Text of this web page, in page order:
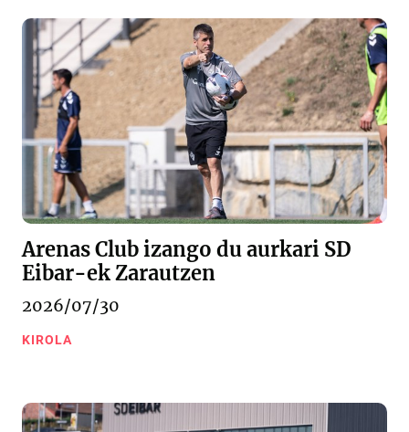
Arenas Club izango du aurkari SD
Eibar-ek Zarautzen
2026/07/30
KIROLA